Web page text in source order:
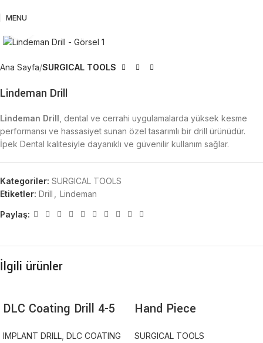
MENU
Ana Sayfa SURGICAL TOOLS
Lindeman Drill
Lindeman Drill , dental ve cerrahi uygulamalarda yüksek kesme
performansı ve hassasiyet sunan özel tasarımlı bir drill ürünüdür.
İpek Dental kalitesiyle dayanıklı ve güvenilir kullanım sağlar.
Kategoriler: SURGICAL TOOLS
Etiketler: Drill Lindeman
Paylaş:
İlgili ürünler
DLC Coating Drill 4-5
IMPLANT DRILL DLC COATING
Hand Piece
SURGICAL TOOLS